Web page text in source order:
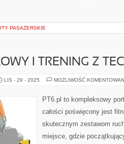
PASAŻERSKIE
I TRENING Z
LIS - 29 - 2025 MOŻLIWOŚĆ
PT6.pl to kompleksowy
całości poświęcony jest
skutecznym zestawom
miejsce, gdzie